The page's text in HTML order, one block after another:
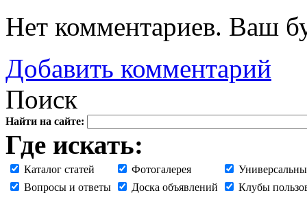
Нет комментариев. Ваш
Добавить комментарий
Поиск
Найти на сайте:
Где искать:
Каталог статей Фотогалерея
Вопросы и ответы
Доска объявлений Клубы